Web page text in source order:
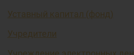
Уставный капитал (фонд)
Учредители